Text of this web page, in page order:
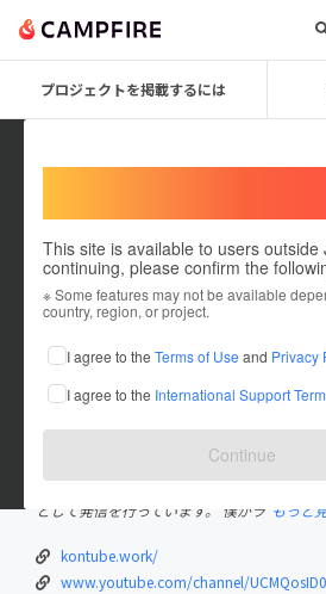
プロジェクトを掲載するには
This site is available to users outside
continuing, please confirm the
※ Some features may not be available
country, region, or project.
I agree to the Terms of Use and Privacy
I agree to the International Support
Continue
これまでに4回支援して4件のプロジェク
在住国：日本 現在地：奈良県
出身国：日本 出身地：奈良県
1999年奈良県生まれの23歳で、現在は、昆
るため主に関西にて試食イベントを開催や
として発信を行っています。 僕がラ もっと
kontube.work/
www.youtube.com/channel/